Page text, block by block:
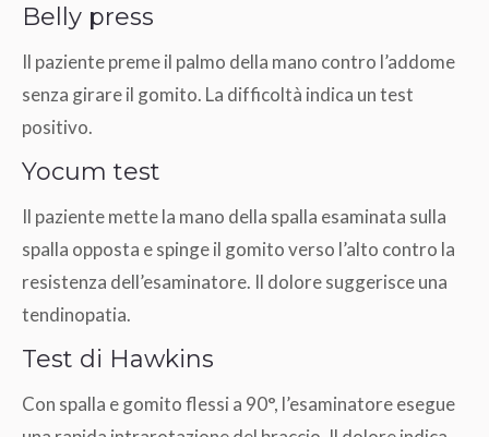
Belly press
Il paziente preme il palmo della mano contro l’addome
senza girare il gomito. La difficoltà indica un test
positivo.
Yocum test
Il paziente mette la mano della spalla esaminata sulla
spalla opposta e spinge il gomito verso l’alto contro la
resistenza dell’esaminatore. Il dolore suggerisce una
tendinopatia.
Test di Hawkins
Con spalla e gomito flessi a 90°, l’esaminatore esegue